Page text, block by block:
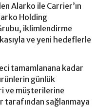
Alarko ile Carrier’ın
Holding
iklimlendirme
ve yeni hedeflerle
tamamlanana kadar
günlük
ve müşterilerine
tarafından sağlanmaya